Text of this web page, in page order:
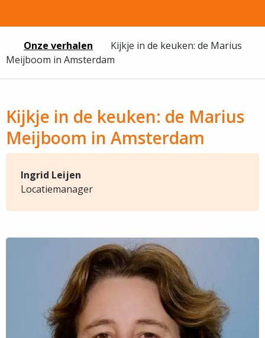
Onze verhalen
Kijkje in de keuken: de Marius
Meijboom in Amsterdam
Kijkje in de keuken: de Marius
Meijboom in Amsterdam
Ingrid Leijen
Locatiemanager